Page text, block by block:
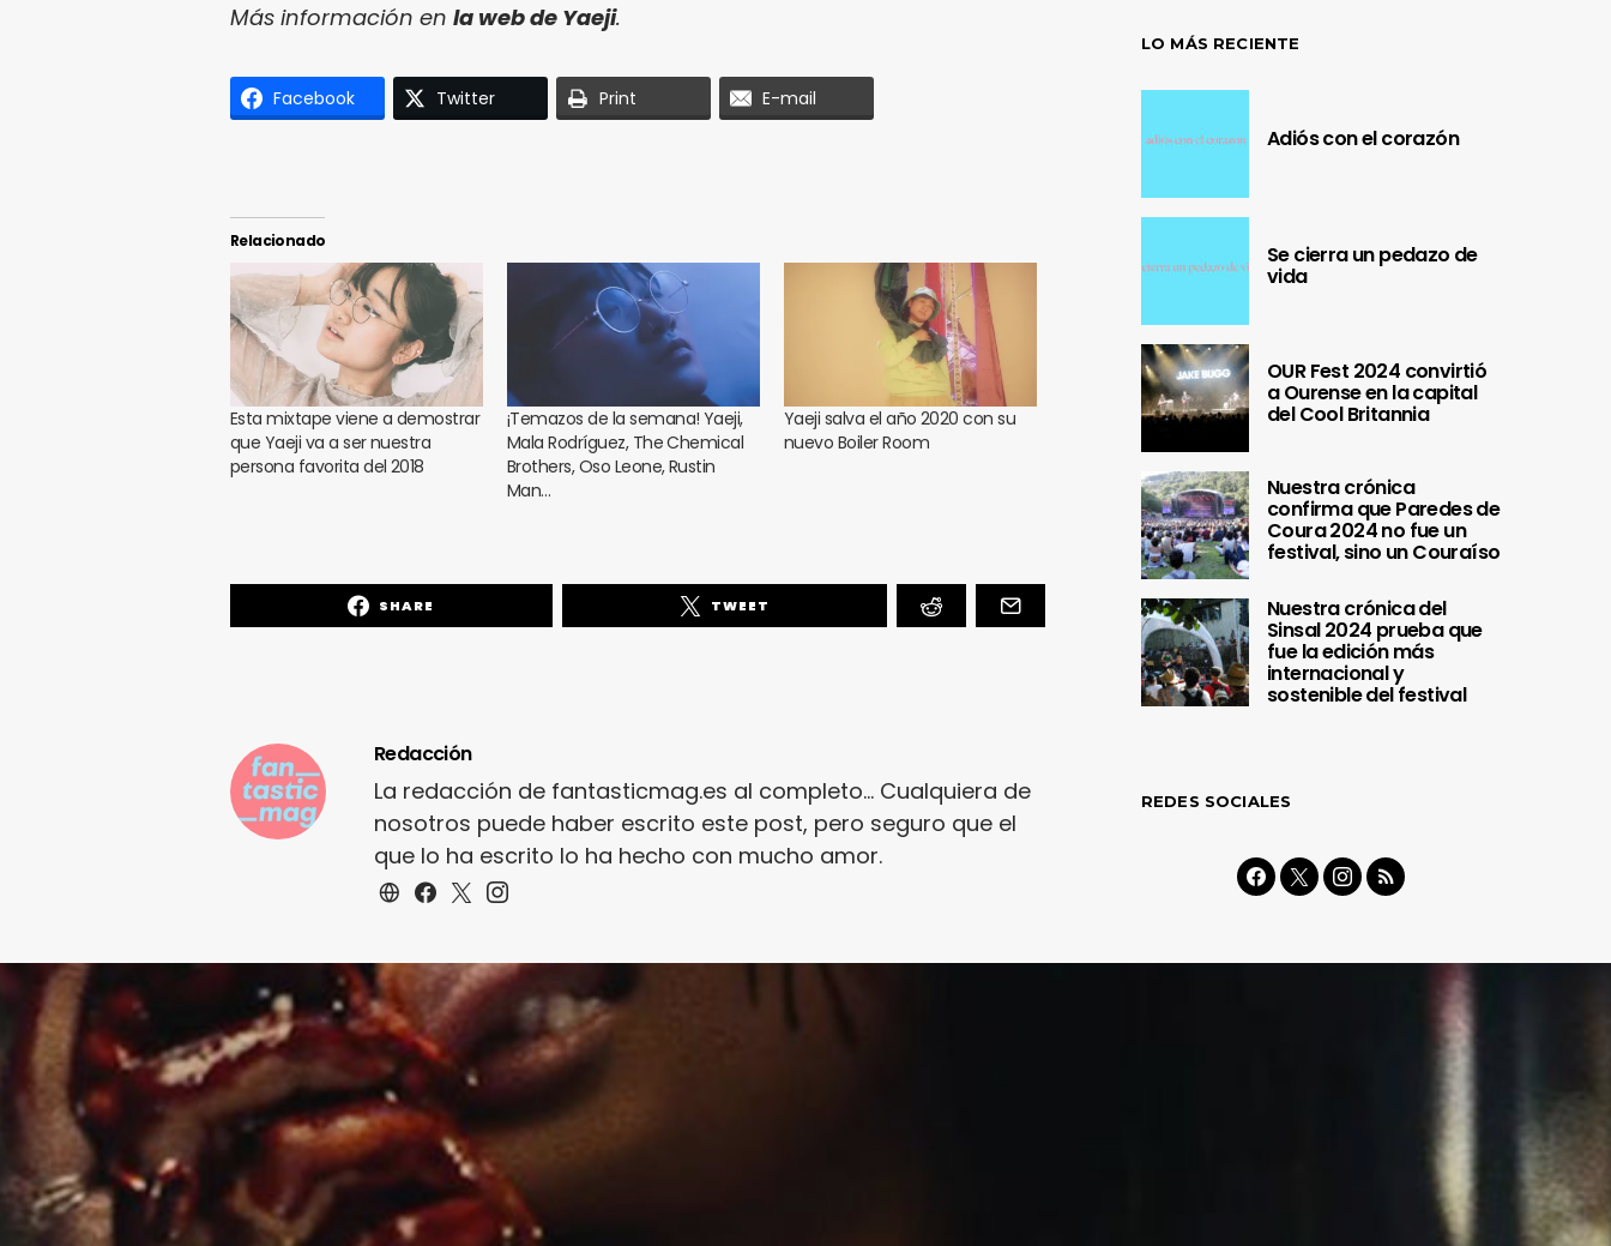
Más información en la web de Yaeji.
Facebook Twitter Print E-mail
Relacionado
Esta mixtape viene a demostrar
que Yaeji va a ser nuestra
persona favorita del 2018
¡Temazos de la semana! Yaeji,
Mala Rodríguez, The Chemical
Brothers, Oso Leone, Rustin
Man…
Yaeji salva el año 2020 con su
nuevo Boiler Room
SHARE TWEET
Redacción
La redacción de fantasticmag.es al completo... Cualquiera de
nosotros puede haber escrito este post, pero seguro que el
que lo ha escrito lo ha hecho con mucho amor.
LO MÁS RECIENTE
Adiós con el corazón
Se cierra un pedazo de
vida
OUR Fest 2024 convirtió
a Ourense en la capital
del Cool Britannia
Nuestra crónica
confirma que Paredes de
Coura 2024 no fue un
festival, sino un Couraíso
Nuestra crónica del
Sinsal 2024 prueba que
fue la edición más
internacional y
sostenible del festival
REDES SOCIALES